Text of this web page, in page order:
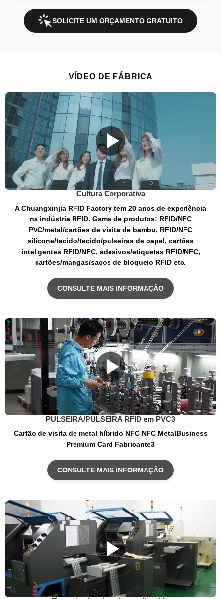
SOLICITE UM ORÇAMENTO GRATUITO
VÍDEO DE FÁBRICA
Cultura Corporativa
A Chuangxinjia RFID Factory tem 20 anos de experiência
na indústria RFID. Gama de produtos: RFID/NFC
PVC/metal/cartões de visita de bambu, RFID/NFC
silicone/tecido/tecido/pulseiras de papel, cartões
inteligentes RFID/NFC, adesivos/etiquetas RFID/NFC,
cartões/mangas/sacos de bloqueio RFID etc.
CONSULTE MAIS INFORMAÇÃO
PULSEIRA/PULSEIRA RFID em PVC3
Cartão de visita de metal híbrido NFC NFC MetalBusiness
Premium Card Fabricante3
CONSULTE MAIS INFORMAÇÃO